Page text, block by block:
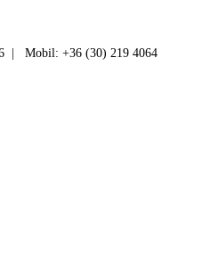
| Mobil: +36 (30) 219 4064